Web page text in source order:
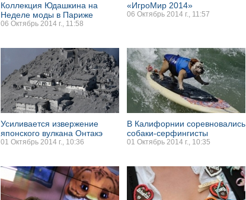
Коллекция Юдашкина на
Неделе моды в Париже
06 Октябрь 2014 г., 11:58
«ИгроМир 2014»
06 Октябрь 2014 г., 11:57
Усиливается извержение
японского вулкана Онтакэ
01 Октябрь 2014 г., 10:36
В Калифорнии соревновались
собаки-серфингисты
01 Октябрь 2014 г., 10:35